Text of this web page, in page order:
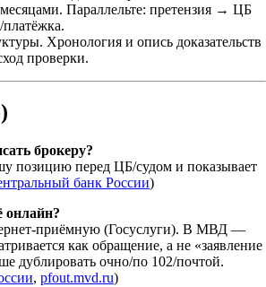
Параллельте: претензия → ЦБ
Хронология и опись доказательств
проверки.
брокеру?
позицию перед ЦБ/судом и показывает
банк России)
онлайн?
приёмную (Госуслуги). В МВД —
как обращение, а не «заявление
дублировать очно/по 102/почтой.
, pfout.mvd.ru)